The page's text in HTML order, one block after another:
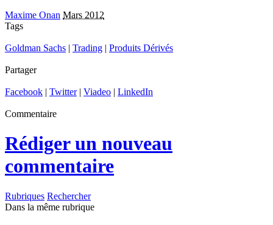
Maxime Onan Mars 2012
Tags
Goldman Sachs | Trading | Produits Dérivés
Partager
Facebook | Twitter| Viadeo | LinkedIn
Commentaire
Rédiger un nouveau
commentaire
Rubriques Rechercher
Dans la même rubrique